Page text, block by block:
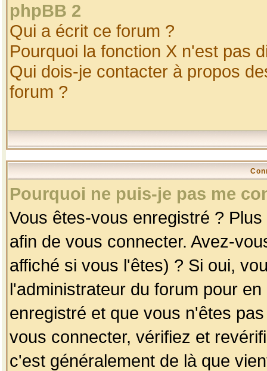
phpBB 2
Qui a écrit ce forum ?
Pourquoi la fonction X n'est pas
Qui dois-je contacter à propos
forum ?
Pourquoi ne puis-je pas me
Vous êtes-vous enregistré ?
afin de vous connecter. Avez-
affiché si vous l'êtes) ? Si oui,
l'administrateur du forum pour
enregistré et que vous n'êtes
vous connecter, vérifiez et
c'est généralement de là que